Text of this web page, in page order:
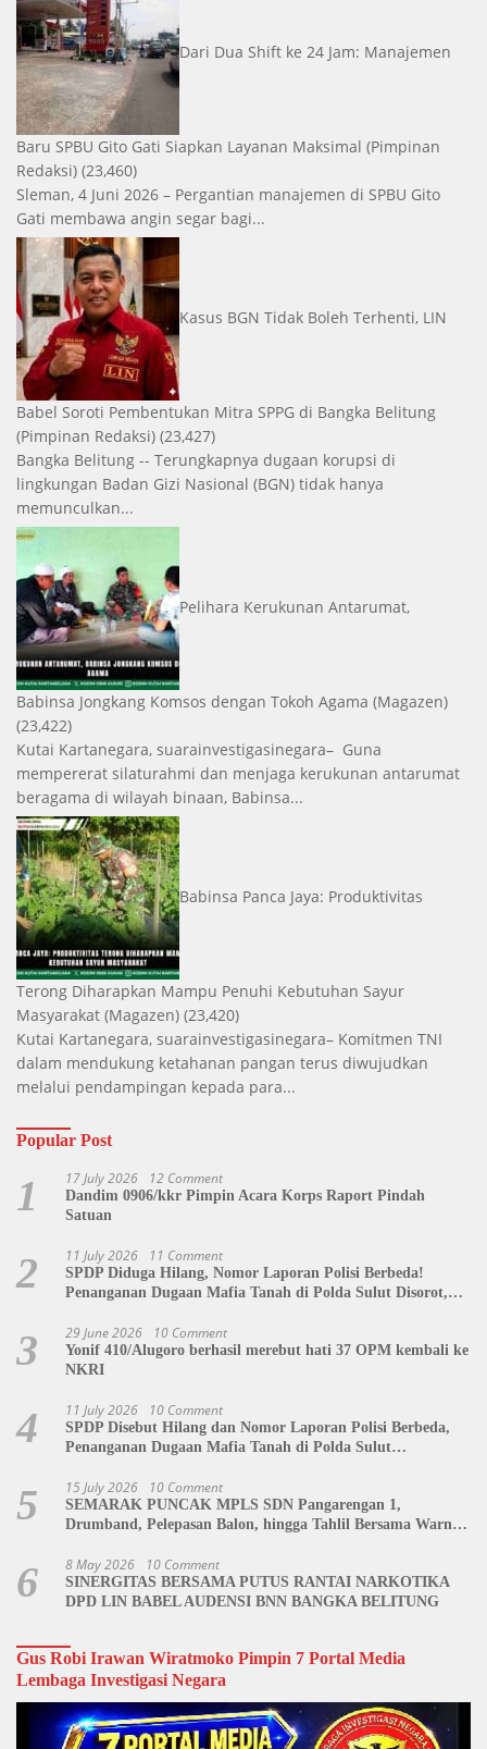
Dari Dua Shift ke 24 Jam: Manajemen
Baru SPBU Gito Gati Siapkan Layanan Maksimal (Pimpinan
Redaksi) (23,460)
Sleman, 4 Juni 2026 – Pergantian manajemen di SPBU Gito
Gati membawa angin segar bagi...
Kasus BGN Tidak Boleh Terhenti, LIN
Babel Soroti Pembentukan Mitra SPPG di Bangka Belitung
(Pimpinan Redaksi) (23,427)
Bangka Belitung -- Terungkapnya dugaan korupsi di
lingkungan Badan Gizi Nasional (BGN) tidak hanya
memunculkan...
Pelihara Kerukunan Antarumat,
Babinsa Jongkang Komsos dengan Tokoh Agama (Magazen)
(23,422)
Kutai Kartanegara, suarainvestigasinegara– Guna
mempererat silaturahmi dan menjaga kerukunan antarumat
beragama di wilayah binaan, Babinsa...
Babinsa Panca Jaya: Produktivitas
Terong Diharapkan Mampu Penuhi Kebutuhan Sayur
Masyarakat (Magazen) (23,420)
Kutai Kartanegara, suarainvestigasinegara– Komitmen TNI
dalam mendukung ketahanan pangan terus diwujudkan
melalui pendampingan kepada para...
Popular Post
1 17 July 2026 12 Comment
Dandim 0906/kkr Pimpin Acara Korps Raport Pindah
Satuan
2 11 July 2026 11 Comment
SPDP Diduga Hilang, Nomor Laporan Polisi Berbeda!
Penanganan Dugaan Mafia Tanah di Polda Sulut Disorot,
3 29 June 2026 10 Comment
Yonif 410/Alugoro berhasil merebut hati 37 OPM kembali ke
NKRI
4 11 July 2026 10 Comment
SPDP Disebut Hilang dan Nomor Laporan Polisi Berbeda,
Penanganan Dugaan Mafia Tanah di Polda Sulut
5 15 July 2026 10 Comment
SEMARAK PUNCAK MPLS SDN Pangarengan 1,
Drumband, Pelepasan Balon, hingga Tahlil Bersama Warnai
6 8 May 2026 10 Comment
SINERGITAS BERSAMA PUTUS RANTAI NARKOTIKA
DPD LIN BABEL AUDENSI BNN BANGKA BELITUNG
Gus Robi Irawan Wiratmoko Pimpin 7 Portal Media
Lembaga Investigasi Negara
Video
Player